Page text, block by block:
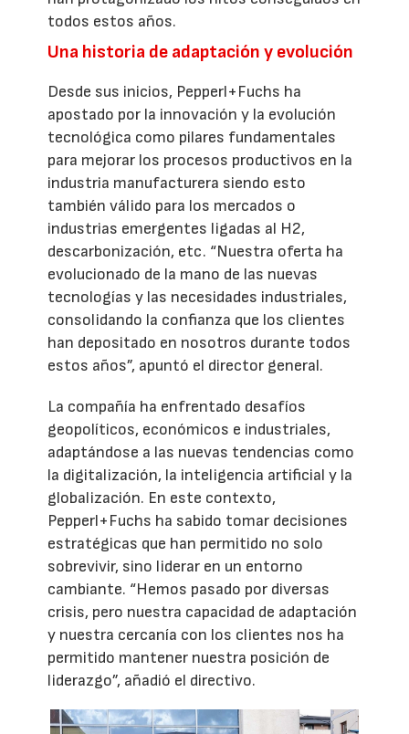
todos estos años.
Una historia de adaptación y evolución
Desde sus inicios, Pepperl+Fuchs ha
apostado por la innovación y la evolución
tecnológica como pilares fundamentales
para mejorar los procesos productivos en la
industria manufacturera siendo esto
también válido para los mercados o
industrias emergentes ligadas al H2,
descarbonización, etc. “Nuestra oferta ha
evolucionado de la mano de las nuevas
tecnologías y las necesidades industriales,
consolidando la confianza que los clientes
han depositado en nosotros durante todos
estos años”, apuntó el director general.
La compañía ha enfrentado desafíos
geopolíticos, económicos e industriales,
adaptándose a las nuevas tendencias como
la digitalización, la inteligencia artificial y la
globalización. En este contexto,
Pepperl+Fuchs ha sabido tomar decisiones
estratégicas que han permitido no solo
sobrevivir, sino liderar en un entorno
cambiante. “Hemos pasado por diversas
crisis, pero nuestra capacidad de adaptación
y nuestra cercanía con los clientes nos ha
permitido mantener nuestra posición de
liderazgo”, añadió el directivo.